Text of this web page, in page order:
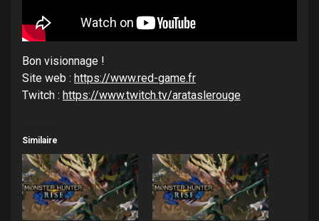
Bon visionnage !
Site web : https://www.red-game.fr
Twitch : https://www.twitch.tv/arataslerouge
Similaire